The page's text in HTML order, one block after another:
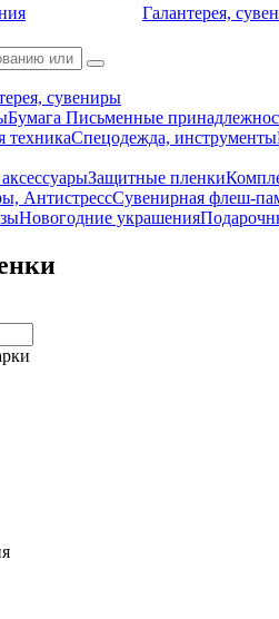
Галантерея,
сувениры
Бумага Письменные
техникаСпецодежда, инструменты
Защитные пленки
АнтистрессСувенирная флеш-
Новогодние украшения